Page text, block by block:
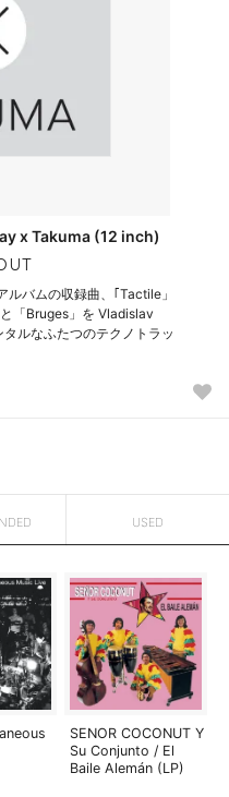
x Takuma (12 inch)
バムの収録曲、｢Tactile」
「Bruges」を Vladislav
ルなふたつのテクノトラッ
USED
SENOR COCONUT Y
Su Conjunto / El
Baile Alemán (LP)